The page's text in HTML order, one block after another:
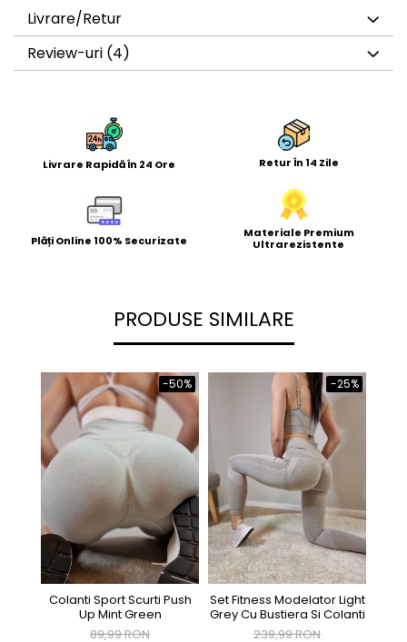
Livrare/Retur
Review-uri (4)
Livrare Rapidă În 24 Ore Retur În 14 Zile
Plăți Online 100% Securizate
Materiale Premium
Ultrarezistente
PRODUSE SIMILARE
-50%
Colanti Sport Scurti Push
Up Mint Green
89,99 RON
-25%
Set Fitness Modelator Light
Grey Cu Bustiera Si Colanti
239,99 RON